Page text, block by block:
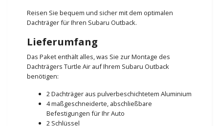
Reisen Sie bequem und sicher mit dem optimalen
Dachträger für Ihren Subaru Outback.
Lieferumfang
Das Paket enthält alles, was Sie zur Montage des
Dachträgers Turtle Air auf Ihrem Subaru Outback
benötigen:
2 Dachträger aus pulverbeschichtetem Aluminium
4 maßgeschneiderte, abschließbare
Befestigungen für Ihr Auto
2 Schlüssel